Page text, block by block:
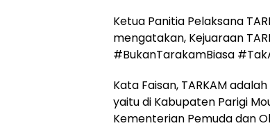
Ketua Panitia Pelaksana
mengatakan, Kejuaraan
#BukanTarakamBiasa
Kata Faisan, TARKAM
yaitu di Kabupaten Parigi
Kementerian Pemuda dan